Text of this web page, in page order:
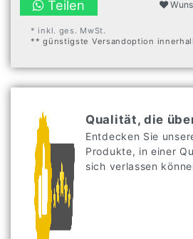
Teilen
* inkl. ges. MwSt.
** günstigste Versandoption
Qualität, die
Entdecken Sie
Produkte, in einer
sich verlassen